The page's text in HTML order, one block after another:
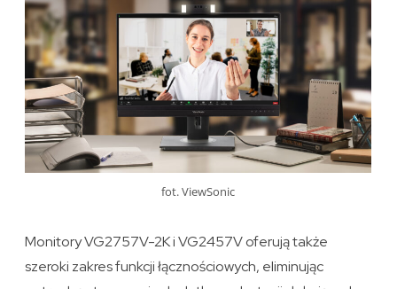
fot. ViewSonic
Monitory VG2757V-2K i VG2457V oferują także
szeroki zakres funkcji łącznościowych, eliminując